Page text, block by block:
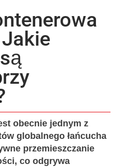
obecnie jednym z
globalnego łańcucha
przemieszczanie
co odgrywa